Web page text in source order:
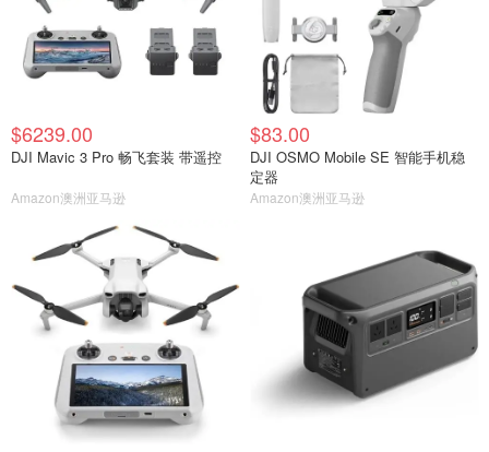
$6239.00
DJI Mavic 3 Pro 畅飞套装 带遥控
Amazon澳洲亚马逊
$83.00
DJI OSMO Mobile SE 智能手机稳
定器
Amazon澳洲亚马逊